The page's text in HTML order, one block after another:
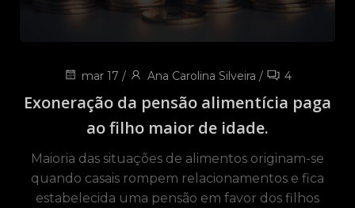
mar 17 / Ana Carolina Silveira / 4
Exoneração da pensão alimentícia paga
ao filho maior de idade.
Maioria das situações de alimentos originam-se
quando casais rompem relacionamentos e fica
estabelecida uma pensão em favor dos filhos